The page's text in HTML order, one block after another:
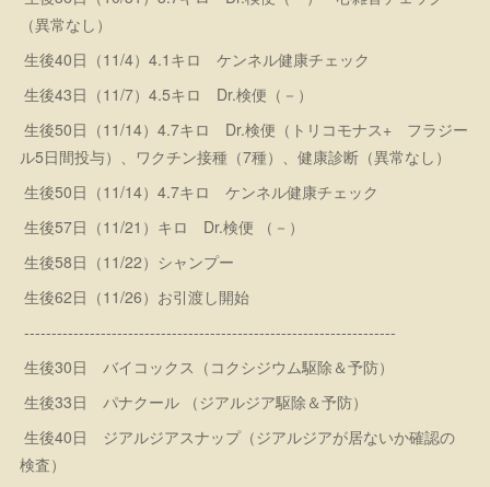
（異常なし）
生後40日（11/4）4.1キロ ケンネル健康チェック
生後43日（11/7）4.5キロ Dr.検便（－）
生後50日（11/14）4.7キロ Dr.検便（トリコモナス+ フラジー
ル5日間投与）、ワクチン接種（7種）、健康診断（異常なし）
生後50日（11/14）4.7キロ ケンネル健康チェック
生後57日（11/21）キロ Dr.検便 （－）
生後58日（11/22）シャンプー
生後62日（11/26）お引渡し開始
--------------------------------------------------------------------
生後30日 バイコックス（コクシジウム駆除＆予防）
生後33日 パナクール （ジアルジア駆除＆予防）
生後40日 ジアルジアスナップ（ジアルジアが居ないか確認の
検査）